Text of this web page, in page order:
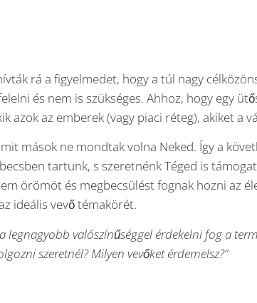
rá a figyelmedet, hogy a túl nagy
és nem is szükséges. Ahhoz, hogy egy
azok az emberek (vagy piaci réteg), akiket a
mások ne mondtak volna Neked. Így a
tartunk, s szeretnénk Téged is
örömöt és megbecsülést fognak hozni az
ideális vevő témakörét.
legnagyobb valószínűséggel érdekelni fog a
szeretnél? Milyen vevőket érdemelsz?”